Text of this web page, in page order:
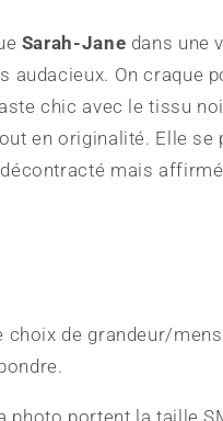
Sarah-Jane dans une
audacieux. On craque
chic avec le tissu
en originalité. Elle
mais
choix de grandeur/
photo portent la taille